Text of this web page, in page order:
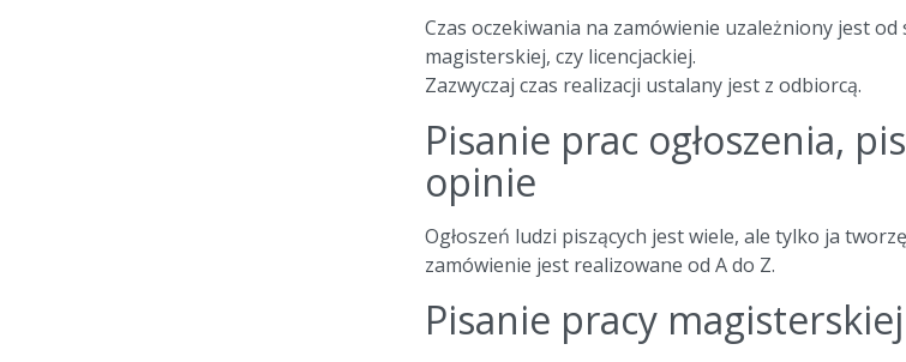
Czas oczekiwania na zamówienie uzależniony jest
magisterskiej, czy licencjackiej.
Zazwyczaj czas realizacji ustalany jest z odbiorcą.
Pisanie prac ogłoszenia,
opinie
Ogłoszeń ludzi piszących jest wiele, ale tylko ja
zamówienie jest realizowane od A do Z.
Pisanie pracy